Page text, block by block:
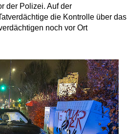
der Polizei. Auf der
die Kontrolle über das
noch vor Ort